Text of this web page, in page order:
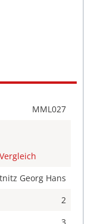
MML027
Georg Hans
2